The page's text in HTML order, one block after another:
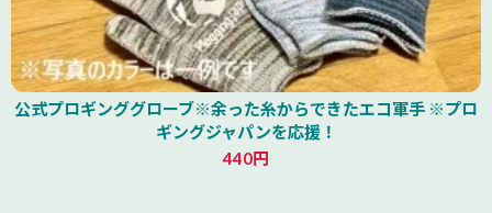
公式プロギンググローブ※余った糸からできたエコ軍手 ※プロ
ギングジャパンを応援！
440円